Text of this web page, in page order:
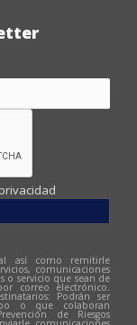
así como remitirle
comunicaciones
o servicio que sean de
correo electrónico.
Podrán ser
o que colaboran
de Riesgos